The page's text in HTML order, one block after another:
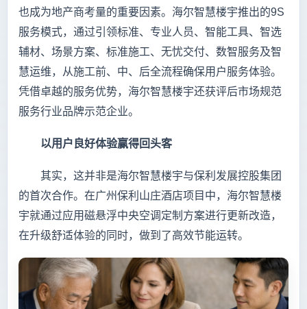
也成为地产商考量的重要因素。海尔智慧楼宇推出的9S
服务模式，通过引领标准、专业人员、智能工具、智选
辅材、场景方案、标准施工、无忧交付、数智服务及智
慧运维，从施工前、中、后全流程确保用户服务体验。
凭借卓越的服务优势，海尔智慧楼宇还获评后市场规范
服务行业品牌示范企业。
以用户良好体验赢得回头客
其实，这并非是海尔智慧楼宇与保利发展控股集团
的首次合作。在广州保利山庄酒店项目中，海尔智慧楼
宇就通过应用磁悬浮中央空调定制方案进行更新改造，
在升级舒适体验的同时，做到了高效节能运转。